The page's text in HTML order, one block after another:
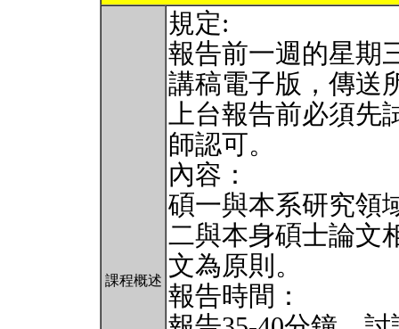
課程概述
規定:
報告前一週的星期
講稿電子版，傳送
上台報告前必須先
師認可。
內容：
碩一與本系研究領
二與本身碩士論文
文為原則。
報告時間：